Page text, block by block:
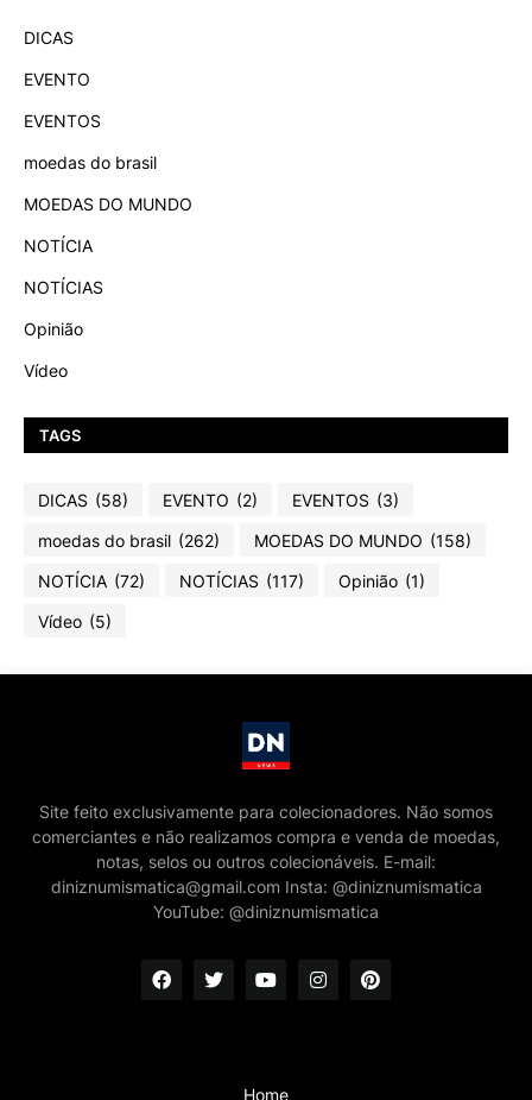
DICAS
EVENTO
EVENTOS
moedas do brasil
MOEDAS DO MUNDO
NOTÍCIA
NOTÍCIAS
Opinião
Vídeo
TAGS
DICAS (58) EVENTO (2) EVENTOS (3)
moedas do brasil (262) MOEDAS DO MUNDO (158)
NOTÍCIA (72) NOTÍCIAS (117) Opinião (1)
Vídeo (5)
Site feito exclusivamente para colecionadores. Não somos
comerciantes e não realizamos compra e venda de moedas,
notas, selos ou outros colecionáveis. E-mail:
diniznumismatica@gmail.com Insta: @diniznumismatica
YouTube: @diniznumismatica
Home